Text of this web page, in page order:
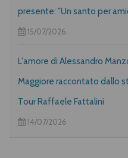
presente: "Un santo per
15/07/2026
L'amore di Alessandro
Maggiore raccontato dallo
Tour Raffaele Fattalini
14/07/2026